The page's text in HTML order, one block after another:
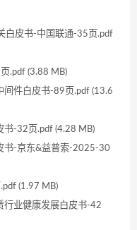
白皮书-中国联通-35页.pdf
.pdf (3.88 MB)
件白皮书-89页.pdf (13.6
-32页.pdf (4.28 MB)
书-京东&益普索-2025-30
(1.97 MB)
业健康发展白皮书-42